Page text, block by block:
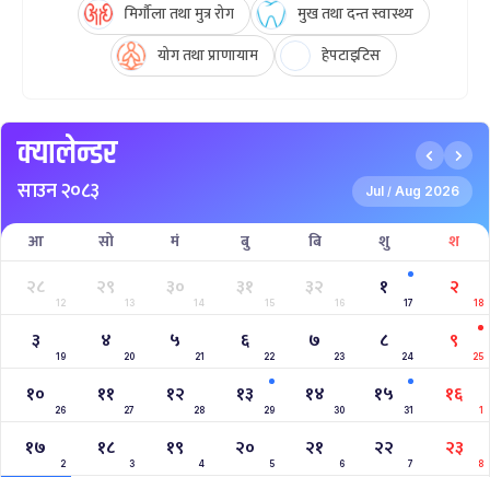
मिर्गौला तथा मुत्र रोग
मुख तथा दन्त स्वास्थ्य
योग तथा प्राणायाम
हेपटाइटिस
क्यालेन्डर
साउन २०८३ Jul / Aug 2026
आ सो मं बु बि शु श
२८
12
२९
13
३०
14
३१
15
३२
16
१
17
२
18
३
19
४
20
५
21
६
22
७
23
८
24
९
25
१०
26
११
27
१२
28
१३
29
१४
30
१५
31
१६
1
१७
2
१८
3
१९
4
२०
5
२१
6
२२
7
२३
8